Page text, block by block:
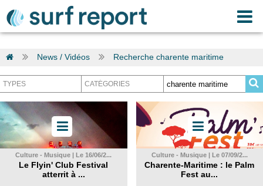
News / Vidéos Recherche charente maritime
Culture - Musique | Le 16/06/2...
Le Flyin' Club Festival
atterrit à ...
Culture - Musique | Le 07/09/2...
Charente-Maritime : le Palm
Fest au...